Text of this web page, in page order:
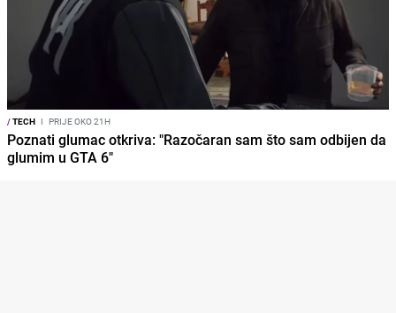
/TECH I PRIJE OKO 21H
Poznati glumac otkriva: "Razočaran sam što sam odbijen da
glumim u GTA 6"